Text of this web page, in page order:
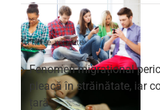
Articole recente
Fenomen migrațional
pleacă în străinătate, iar
țară